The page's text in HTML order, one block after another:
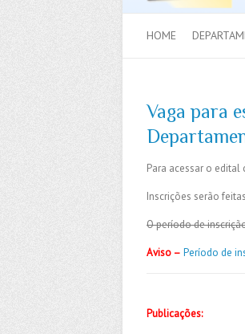
HOME
Vaga para
Para acessar o
Inscrições serão
O período de
Aviso – Período de
Publicações: